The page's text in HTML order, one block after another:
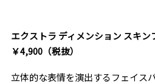
エクストラ ディメンション スキ
￥4,900（税抜）
立体的な表情を演出するフェイス